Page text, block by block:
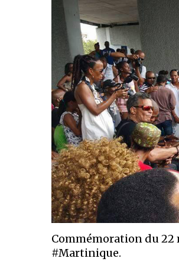
Commémoration du
#Martinique.